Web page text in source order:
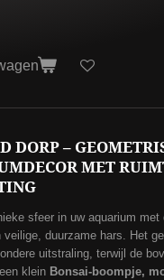
DORP –
MET
sfeer in uw aquarium met
veilige, duurzame hars. Het
uitstraling, terwijl de
klein Bonsai-boompje,